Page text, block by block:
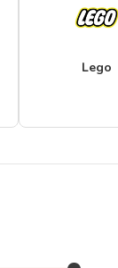
Lego